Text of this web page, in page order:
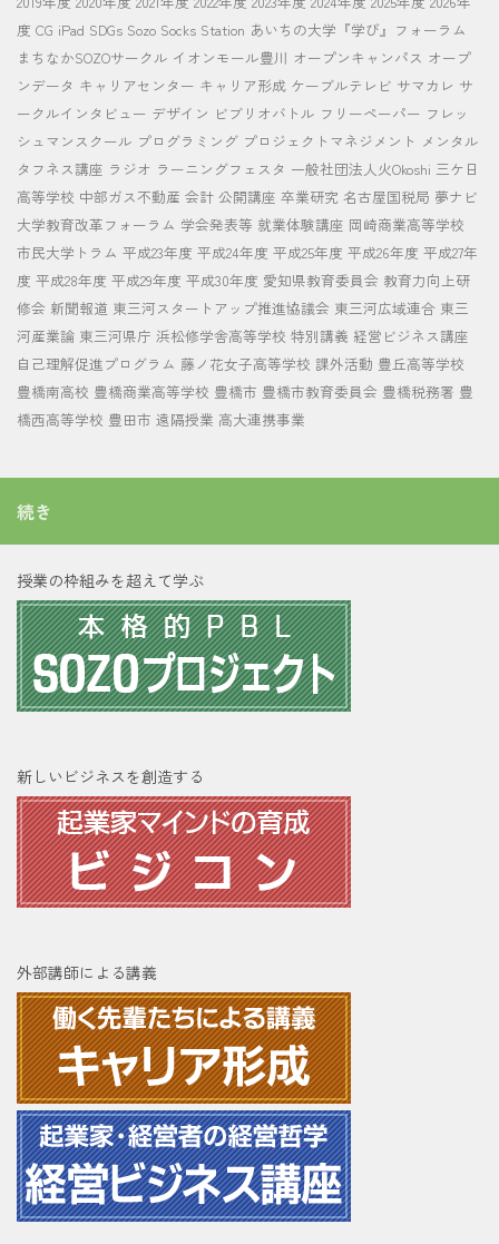
度 CG iPad SDGs Sozo Socks Station あいちの大学『学び』フォーラム
まちなかSOZOサークル イオンモール豊川 オープンキャンパス オープ
ンデータ キャリアセンター キャリア形成 ケーブルテレビ サマカレ サ
ークルインタビュー デザイン ビブリオバトル フリーペーパー フレッ
シュマンスクール プログラミング プロジェクトマネジメント メンタル
タフネス講座 ラジオ ラーニングフェスタ 一般社団法人火Okoshi 三ケ日
高等学校 中部ガス不動産 会計 公開講座 卒業研究 名古屋国税局 夢ナビ
大学教育改革フォーラム 学会発表等 就業体験講座 岡崎商業高等学校
市民大学トラム 平成23年度 平成24年度 平成25年度 平成26年度 平成27年
度 平成28年度 平成29年度 平成30年度 愛知県教育委員会 教育力向上研
修会 新聞報道 東三河スタートアップ推進協議会 東三河広域連合 東三
河産業論 東三河県庁 浜松修学舎高等学校 特別講義 経営ビジネス講座
自己理解促進プログラム 藤ノ花女子高等学校 課外活動 豊丘高等学校
豊橋南高校 豊橋商業高等学校 豊橋市 豊橋市教育委員会 豊橋税務署 豊
橋西高等学校 豊田市 遠隔授業 高大連携事業
続き
授業の枠組みを超えて学ぶ
新しいビジネスを創造する
外部講師による講義